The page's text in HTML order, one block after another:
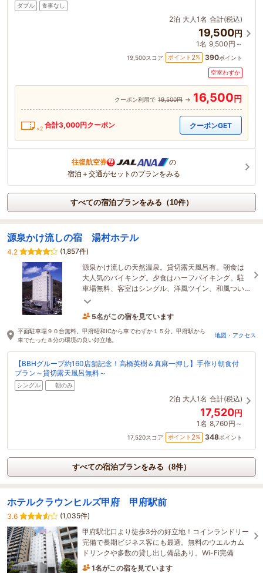
ダブル 食事なし
2泊 大人1名 合計(税込)
19,500円
1名 9,500円～
19,500スコア ポイント 2% 390ポイント
空室わずか
クーポン利用で 19,500円 → 16,500円
×2 合計3,000円クーポン クーポンGET
往復航空券
の
宿泊＋交通がセットのプランをみる
すべての宿泊プランをみる（10件）
源泉かけ流しの宿 湯村ホテル
4.2
(1,857件)
源泉かけ流しの天然温泉。貸切露天風呂有。朝食は
大人気のバイキング。夕食はハーフバイキング。駐
車場無料、客室はシングル、洋風ツイン、和風つい
ん、和洋室の４タイプ。
5名がこの宿を見ています
たった今予約されました
平面駐車場９０台無料。甲府昭和ICから車でわずか１５分。甲府駅から
車でたった８分の環境の良い好立地。
地図・アクセス
【BBHグループ約160店舗記念！高橋英樹＆真麻一押し】手作り朝食付
プラン～貸切露天風呂無料～
シングル 朝のみ
2泊 大人1名 合計(税込)
17,520円
1名 8,760円～
17,520スコア ポイント 2% 348ポイント
すべての宿泊プランをみる（8件）
ホテルクラウンヒルズ甲府 甲府駅前
3.6
(1,035件)
甲府駅北口より徒歩3分の好立地！コインランドリー
完備で長期ビジネス客にも最適。無料のウエルカム
ドリンクや多数の貸し出し備品あり。Wi-Fi完備
1名がこの宿を見ています